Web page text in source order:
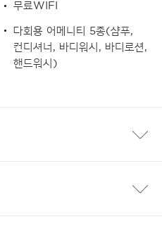
무료WIFI
다회용 어메니티 5종(샴푸,
컨디셔너, 바디워시, 바디로션,
핸드워시)